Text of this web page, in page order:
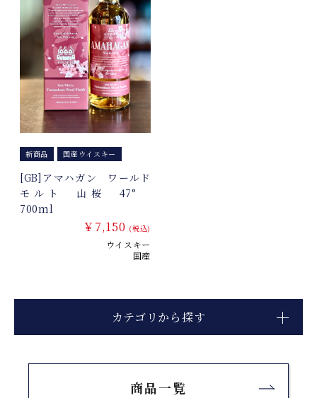
カテゴリから探す
商品一覧
新商品 国産ウイスキー
[GB]アマハガン ワールド
モルト 山桜 47°
700ml
￥7,150 (税込)
ウイスキー
国産